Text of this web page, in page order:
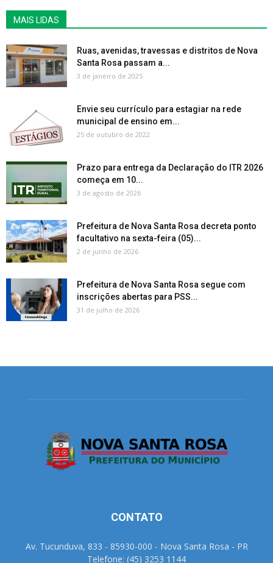
MAIS LIDAS
Ruas, avenidas, travessas e distritos de Nova
Santa Rosa passam a...
3 de janeiro de 2025
Envie seu currículo para estagiar na rede
municipal de ensino em...
25 de outubro de 2022
Prazo para entrega da Declaração do ITR 2026
começa em 10...
3 de agosto de 2026
Prefeitura de Nova Santa Rosa decreta ponto
facultativo na sexta-feira (05)...
2 de junho de 2026
Prefeitura de Nova Santa Rosa segue com
inscrições abertas para PSS...
31 de julho de 2026
CONTATO
Av. Tucunduva, 833 - 85930-000 - Nova Santa Rosa - PR
Telefone: (45) 3253 1144